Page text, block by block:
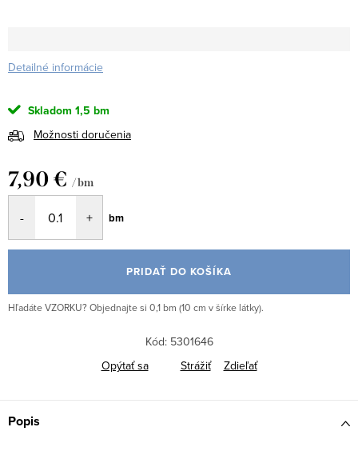
Detailné informácie
Skladom 1,5 bm
Možnosti doručenia
7,90 € / bm
cena:
bm
PRIDAŤ DO KOŠÍKA
Hľadáte VZORKU? Objednajte si 0,1 bm (10 cm v šírke látky).
Kód: 5301646
Opýtať sa
Strážiť Zdieľať
Popis